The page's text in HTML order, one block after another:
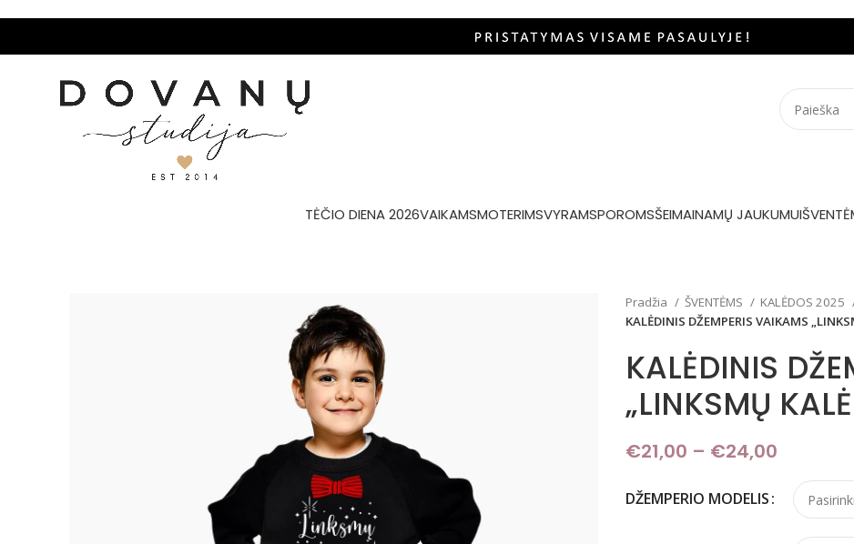
TĖČIO DIENA 2026VAIKAMSMOTERIMSVYRAMSPOROMSŠEIMAINAMŲ JAUKUMUI
Pradžia ŠVENTĖMS KALĖDOS 2025
KALĖDINIS DŽEMPERIS VAIKAMS
KALĖDINIS
„LINKSMŲ
€21,00 – €24,00
DŽEMPERIO MODELIS